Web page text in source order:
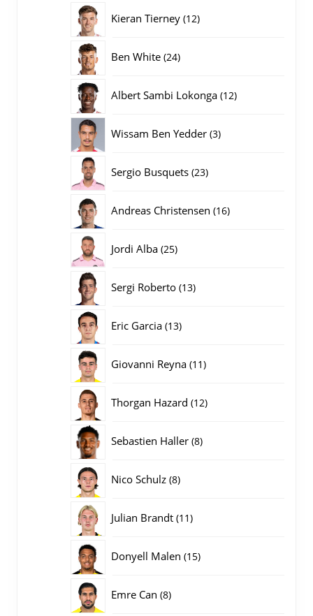
Kieran Tierney 1212
Ben White 2424
Albert Sambi Lokonga 1212
Wissam Ben Yedder 33
Sergio Busquets 2323
Andreas Christensen 1616
Jordi Alba 2525
Sergi Roberto 1313
Eric Garcia 1313
Giovanni Reyna 1111
Thorgan Hazard 1212
Sebastien Haller 88
Nico Schulz 88
Julian Brandt 1111
Donyell Malen 1515
Emre Can 88